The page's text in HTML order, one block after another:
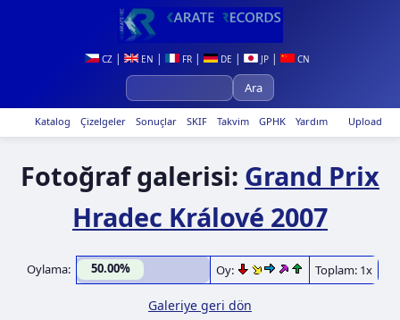
CZ | EN | FR | DE | JP | CN
Upload
Katalog Çizelgeler Sonuçlar SKIF Takvim GPHK Yardım
Fotoğraf galerisi: Grand Prix
Hradec Králové 2007
Oylama: 50.00% Oy: Toplam: 1x
Galeriye geri dön